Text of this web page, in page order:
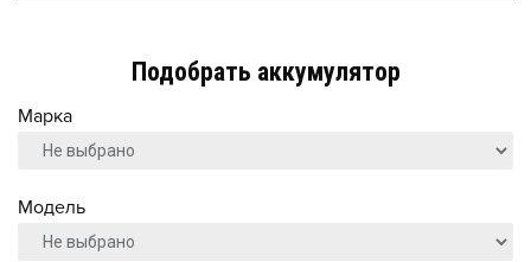
Подобрать аккумулятор
Марка
Модель